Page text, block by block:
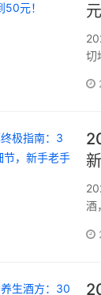
元
切
气
酒
胃